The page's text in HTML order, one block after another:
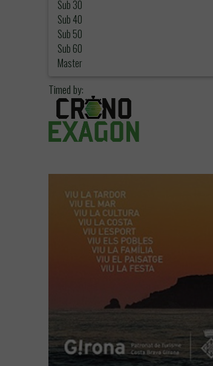
Sub 30
Sub 40
Sub 50
Sub 60
Master
Timed by: